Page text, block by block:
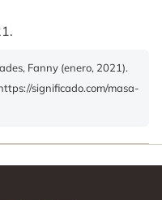
Fanny (enero, 2021).
significado.com/masa-